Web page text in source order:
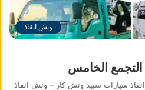
ونش انقاذ
الخامس
سيارات سبيد ونش كار – ونش انقاذ